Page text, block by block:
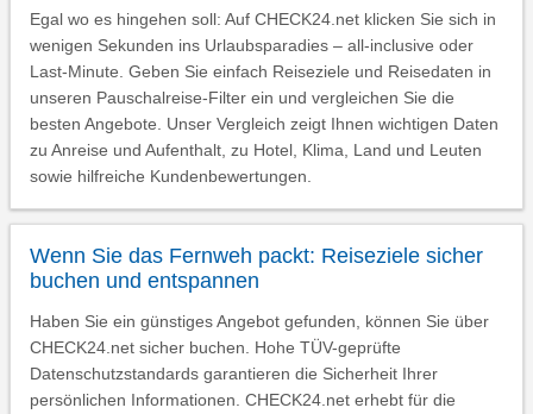
Egal wo es hingehen soll: Auf CHECK24.net klicken Sie sich in
wenigen Sekunden ins Urlaubsparadies – all-inclusive oder
Last-Minute. Geben Sie einfach Reiseziele und Reisedaten in
unseren Pauschalreise-Filter ein und vergleichen Sie die
besten Angebote. Unser Vergleich zeigt Ihnen wichtigen Daten
zu Anreise und Aufenthalt, zu Hotel, Klima, Land und Leuten
sowie hilfreiche Kundenbewertungen.
Wenn Sie das Fernweh packt: Reiseziele sicher
buchen und entspannen
Haben Sie ein günstiges Angebot gefunden, können Sie über
CHECK24.net sicher buchen. Hohe TÜV-geprüfte
Datenschutzstandards garantieren die Sicherheit Ihrer
persönlichen Informationen. CHECK24.net erhebt für die